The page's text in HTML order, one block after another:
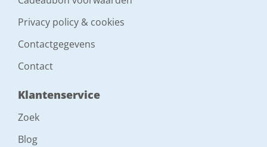
Privacy policy & cookies
Contactgegevens
Contact
Klantenservice
Zoek
Blog